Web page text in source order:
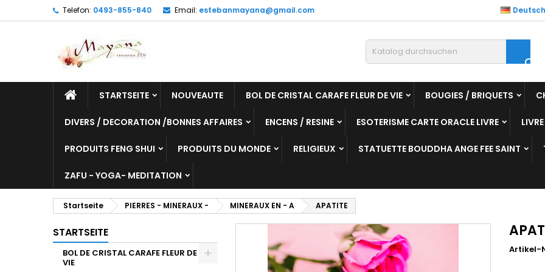
Telefon: 0493-855-840 Email: estebanmayana@gmail.com Deutsch

STARTSEITE NOUVEAUTE BOL DE CRISTAL CARAFE FLEUR DE VIE BOUGIES / BRIQUETS
DIVERS / DECORATION /BONNES AFFAIRES ENCENS / RESINE ESOTERISME CARTE ORACLE LIVRE LIVRE
PRODUITS FENG SHUI PRODUITS DU MONDE RELIGIEUX STATUETTE BOUDDHA ANGE FEE SAINT
ZAFU - YOGA- MEDITATION
Startseite PIERRES - MINERAUX - MINERAUX EN - A APATITE
STARTSEITE
BOL DE CRISTAL CARAFE FLEUR DE
VIE
Artikel-